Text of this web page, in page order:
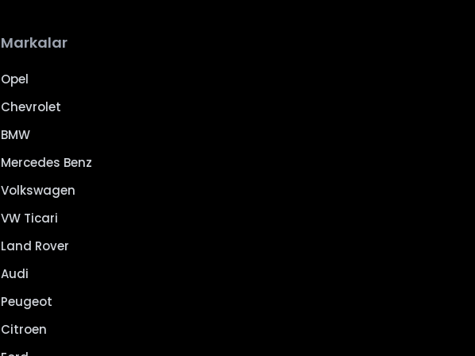
Markalar
Opel
Chevrolet
BMW
Mercedes Benz
Volkswagen
VW Ticari
Land Rover
Audi
Peugeot
Citroen